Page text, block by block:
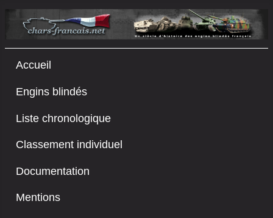
Accueil
Engins blindés
Liste chronologique
Classement individuel
Documentation
Mentions